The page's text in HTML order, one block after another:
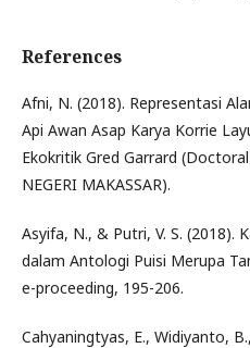
References
Afni, N. (2018). Representasi
Api Awan Asap Karya Korrie
Ekokritik Gred Garrard
NEGERI MAKASSAR).
Asyifa, N., & Putri, V. S. (2018).
dalam Antologi Puisi Merupa
e-proceeding, 195-206.
Cahyaningtyas, E., Widiyanto,